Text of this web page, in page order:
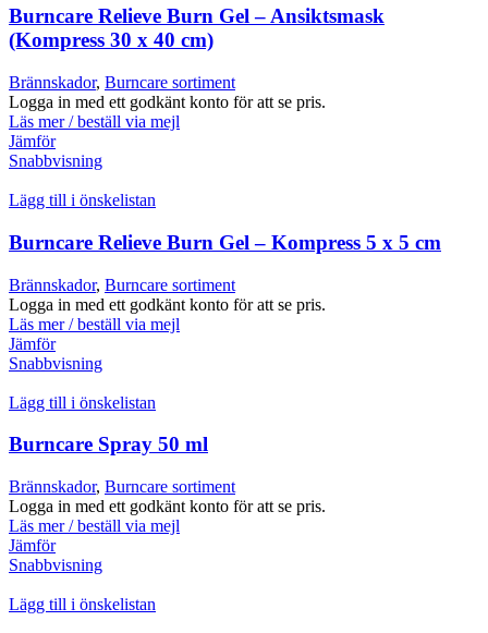
Burncare Relieve Burn Gel – Ansiktsmask
(Kompress 30 x 40 cm)
Brännskador, Burncare sortiment
Logga in med ett godkänt konto för att se pris.
Läs mer / beställ via mejl
Jämför
Snabbvisning
Lägg till i önskelistan
Burncare Relieve Burn Gel – Kompress 5 x 5 cm
Brännskador, Burncare sortiment
Logga in med ett godkänt konto för att se pris.
Läs mer / beställ via mejl
Jämför
Snabbvisning
Lägg till i önskelistan
Burncare Spray 50 ml
Brännskador, Burncare sortiment
Logga in med ett godkänt konto för att se pris.
Läs mer / beställ via mejl
Jämför
Snabbvisning
Lägg till i önskelistan